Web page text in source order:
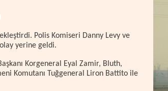
Polis Komiseri Danny Levy ve
yerine geldi.
Korgeneral Eyal Zamir, Bluth,
Komutanı Tuğgeneral Liron Battito ile